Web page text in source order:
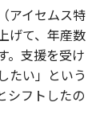
アイセムス特
げて、年産数
。支援を受け
たい」という
シフトしたの